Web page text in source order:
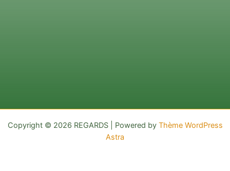
Copyright © 2026 REGARDS | Powered by Thème WordPress
Astra